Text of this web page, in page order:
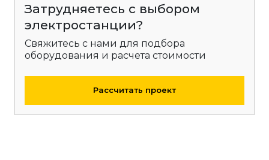
Затрудняетесь с выбором
электростанции?
Свяжитесь с нами для подбора
оборудования и расчета стоимости
Рассчитать проект